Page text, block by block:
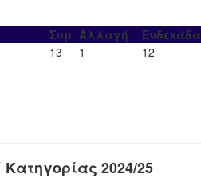
Συμ Αλλαγή Ενδεκάδα
13 1 12
2024/25